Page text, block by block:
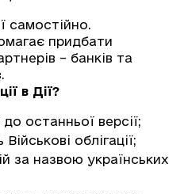
самостійно.
придбати
– банків та
в Дії?
останньої версії;
облігації;
за назвою українських